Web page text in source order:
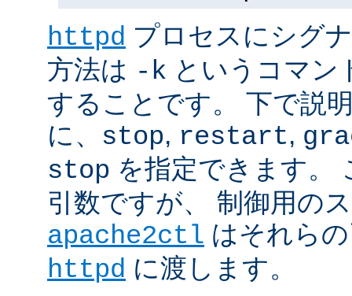
httpd プロセスにシグ
方法は -k というコマン
することです。 下で説
に、 stop, restart,
stop を指定できます。
引数ですが、 制御用の
apache2ctl はそれら
httpd に渡します。